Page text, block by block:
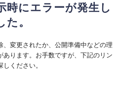
時にエラーが発生し
た。
変更されたか、公開準備中などの理
ります。お手数ですが、下記のリン
ください。